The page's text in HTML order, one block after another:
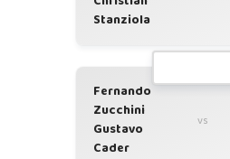
Stanziola
Fernando
Zucchini
Gustavo
Cader
vs